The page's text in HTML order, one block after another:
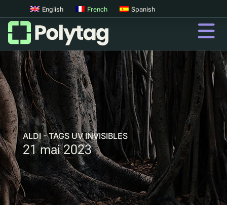
codes QR
Codes QR avancés
Tags UV
Tri par UV
QR
Passeports Produit Numériques
Consigne digitale
English French Spanish
ALDI - TAGS UV INVISIBLES
21 mai 2023